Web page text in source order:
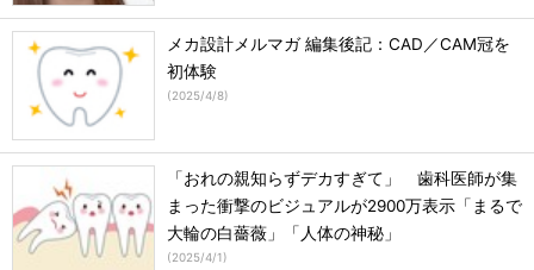
メカ設計メルマガ 編集後記：CAD／CAM冠を
初体験
(2025/4/8)
「おれの親知らずデカすぎて」 歯科医師が集
まった衝撃のビジュアルが2900万表示「まるで
大輪の白薔薇」「人体の神秘」
(2025/4/1)